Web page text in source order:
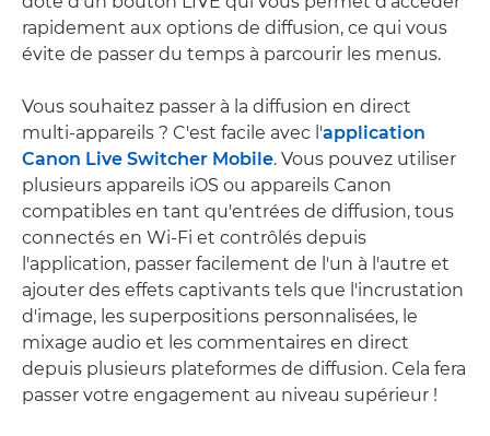
rapidement aux options de diffusion, ce qui vous
évite de passer du temps à parcourir les menus.
Vous souhaitez passer à la diffusion en direct
multi-appareils ? C'est facile avec l'application
Canon Live Switcher Mobile. Vous pouvez utiliser
plusieurs appareils iOS ou appareils Canon
compatibles en tant qu'entrées de diffusion, tous
connectés en Wi-Fi et contrôlés depuis
l'application, passer facilement de l'un à l'autre et
ajouter des effets captivants tels que l'incrustation
d'image, les superpositions personnalisées, le
mixage audio et les commentaires en direct
depuis plusieurs plateformes de diffusion. Cela fera
passer votre engagement au niveau supérieur !